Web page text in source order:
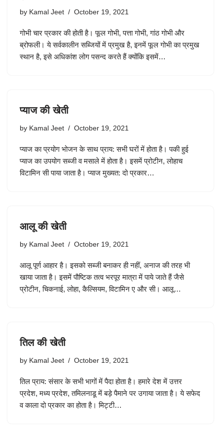
by Kamal Jeet October 19, 2021
गोभी चार प्रकार की होती है। फूल गोभी, पत्ता गोभी, गांठ गोभी और
ब्रोफली। ये सर्वकालीन सब्जियों में प्रमुख है, इनमें फूल गोभी का प्रमुख
स्थान है, इसे अधिकांश लोग पसन्द करते हैं क्योंकि इसमें…
प्याज की खेती
by Kamal Jeet October 19, 2021
प्याज का प्रयोग भोजन के साथ प्राय: सभी घरों में होता है। पकी हुई
प्याज का उपयोग सब्जी व मसाले में होता है। इसमें प्रोटीन, लोहाच
विटामिन सी पाया जाता है। प्याज मुख्यत: दो प्रकार…
आलू की खेती
by Kamal Jeet October 19, 2021
आलू पूर्ण आहार है। इसको सब्जी बनाकर ही नहीं, अनाज की तरह भी
खाया जाता है। इसमें पौष्टिक तत्व भरपूर मात्रा में पाये जाते हैं जैसे
प्रोटीन, चिकनाई, लोहा, कैल्सियम, विटामिन ए और सी। आलू…
तिल की खेती
by Kamal Jeet October 19, 2021
तिल प्राय: संसार के सभी भागों में पैदा होता है। हमारे देश में उत्तर
प्रदेश, मध्य प्रदेश, तमिलनाडू में बड़े पैमाने पर उगाया जाता है। ये सफेद
व काला दो प्रकार का होता है। मिट्टी…